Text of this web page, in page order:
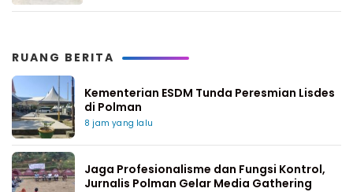
RUANG BERITA
Kementerian ESDM Tunda Peresmian Lisdes
di Polman
8 jam yang lalu
Jaga Profesionalisme dan Fungsi Kontrol,
Jurnalis Polman Gelar Media Gathering